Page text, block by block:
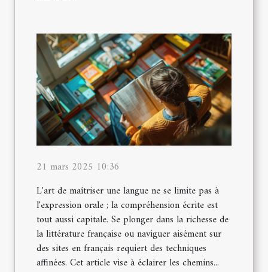
21 mars 2025 10:36
L'art de maîtriser une langue ne se limite pas à
l'expression orale ; la compréhension écrite est
tout aussi capitale. Se plonger dans la richesse de
la littérature française ou naviguer aisément sur
des sites en français requiert des techniques
affinées. Cet article vise à éclairer les chemins...